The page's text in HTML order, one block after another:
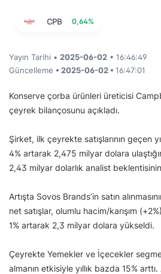
CPB 0,64%
Yayın Tarihi • 2025-06-02 • 16:46:49
Güncelleme • 2025-06-02 • 16:47:01
Konserve çorba ürünleri üreticisi
çeyrek bilançosunu açıkladı.
Şirket, ilk çeyrekte satışlarının geçen
4% artarak 2,475 milyar dolara
2,43 milyar dolarlık analist
Artışta Sovos Brands’in satın
net satışlar, olumlu hacim/karışım
1% artarak 2,3 milyar dolara yükseldi.
Çeyrekte Yemekler ve İçecekler
almanın etkisiyle yıllık bazda 15% arttı.